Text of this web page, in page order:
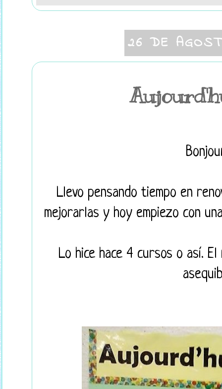
26 DE
Llevo pensando tiempo en
mejorarlas y hoy empiezo con
Lo hice hace 4 cursos o así.